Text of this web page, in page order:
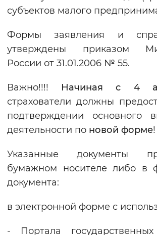
субъектов малого
Формы заявления и
утверждены приказом
России от 31.01.2006 № 55.
Важно!!!! Начиная с 4
страхователи должны
подтверждении основного
деятельности по новой форме!
Указанные документы
бумажном носителе либо в
документа:
в электронной форме с
- Портала